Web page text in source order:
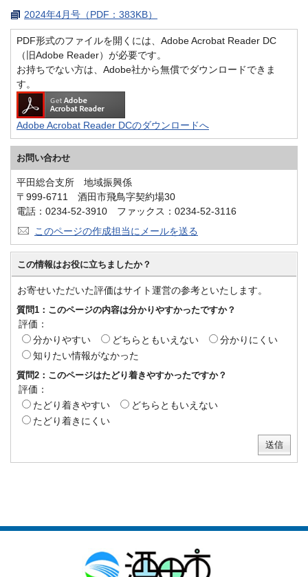
2024年4月号（PDF：383KB）
PDF形式のファイルを開くには、Adobe Acrobat Reader DC
（旧Adobe Reader）が必要です。
お持ちでない方は、Adobe社から無償でダウンロードできま
す。
Adobe Acrobat Reader DCのダウンロードへ
お問い合わせ
平田総合支所 地域振興係
〒999-6711 酒田市飛鳥字契約場30
電話：0234-52-3910 ファックス：0234-52-3116
このページの作成担当にメールを送る
この情報はお役に立ちましたか？
お寄せいただいた評価はサイト運営の参考といたします。
質問1：このページの内容は分かりやすかったですか？
評価：
分かりやすい
どちらともいえない
分かりにくい
知りたい情報がなかった
質問2：このページはたどり着きやすかったですか？
評価：
たどり着きやすい
どちらともいえない
たどり着きにくい